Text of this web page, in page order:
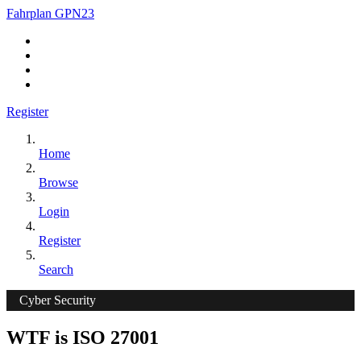
Fahrplan GPN23
Register
Home
Browse
Login
Register
Search
Cyber Security
WTF is ISO 27001